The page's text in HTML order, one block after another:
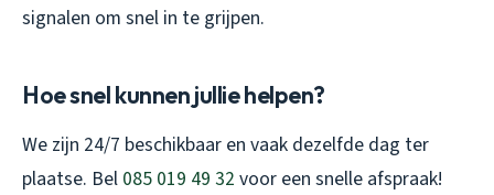
signalen om snel in te grijpen.
Hoe snel kunnen jullie helpen?
We zijn 24/7 beschikbaar en vaak dezelfde dag ter
plaatse. Bel 085 019 49 32 voor een snelle afspraak!